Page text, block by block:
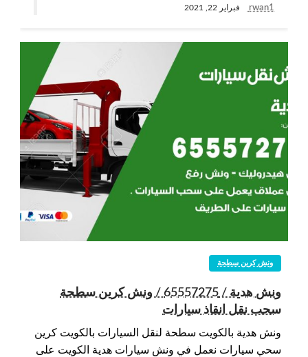
rwan1 فبراير 22, 2021
ونش كرين سطحة
ونش هدية / 65557275 / ونش كرين سطحة
سحب نقل انقاذ سيارات
ونش هدية بالكويت سطحة لنقل السيارات بالكويت كرين
سحي سيارات نعمل في ونش سيارات هدية الكويت على